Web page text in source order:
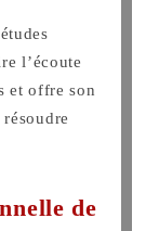
l’écoute
et offre son
de